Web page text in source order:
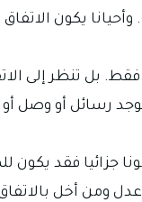
يكون
بل تنظر إلى
رسائل أو وصل
جزائيا فقد
ومن أخل